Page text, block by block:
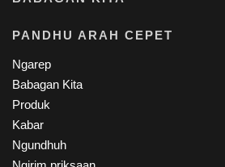
PANDHU ARAH CEPET
Ngarep
Babagan Kita
Produk
Kabar
Ngundhuh